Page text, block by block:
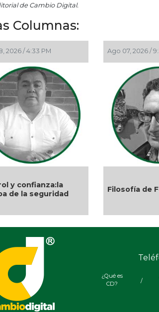
de Cambio Digital.
Columnas:
2026 / 4:33 PM
y confianza:la
de la seguridad
Ago 07, 2026 /
Filosofía de
¿Qué es
CD?
/